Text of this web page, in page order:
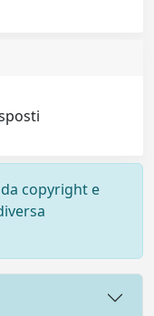
copyright e